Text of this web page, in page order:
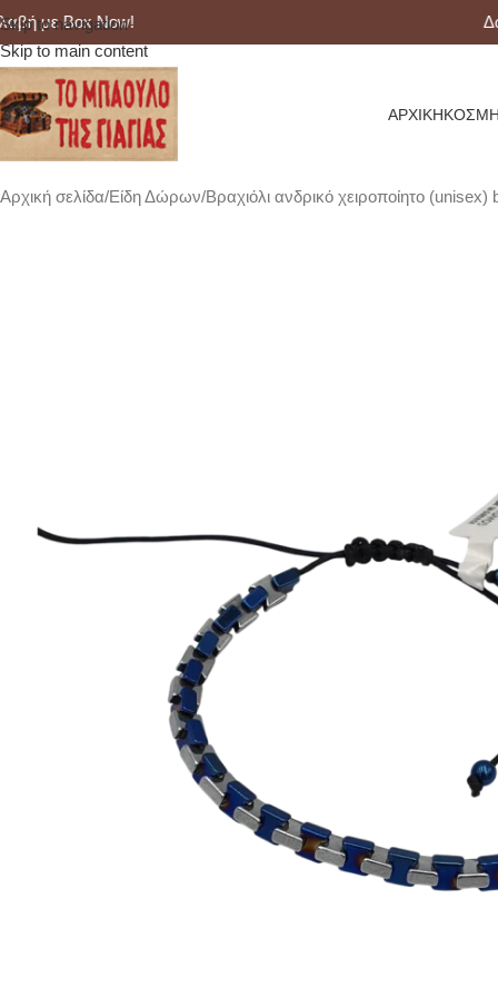
Skip to navigation
Skip to main content
Box Now!
ΑΡΧΙΚΉ
Αρχική σελίδα Είδη Δώρων Βραχιόλι ανδρικό χειροποίητο